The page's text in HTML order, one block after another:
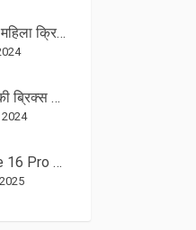
भारतीय महिला क्रिकेट टीम ने पाकिस्तान को हराकर हासिल की शानदार जीत: टी20 वर्ल्ड कप 2024 में भारत की दबंगई
रूस ने की ब्रिक्स शिखर सम्मेलन की मेजबानी, नए विश्व व्यवस्था के निर्माण का प्रयास
2024
iPhone 16 Pro Max पर बड़ी छूट: Flipkart बिग बिलियन डे में मिल रहा नया दाम